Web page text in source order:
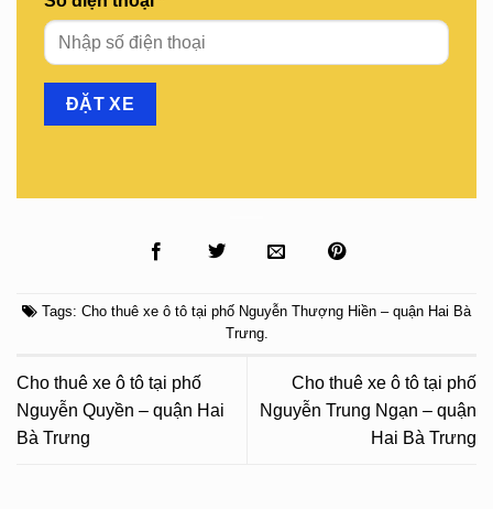
Tags: Cho thuê xe ô tô tại phố Nguyễn Thượng Hiền – quận Hai Bà
Trưng.
Cho thuê xe ô tô tại phố
Nguyễn Quyền – quận Hai
Bà Trưng
Cho thuê xe ô tô tại phố
Nguyễn Trung Ngạn – quận
Hai Bà Trưng